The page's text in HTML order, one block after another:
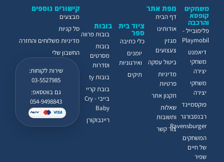
קישורים נוספים
מבצעים
סל קניות
מדיניות משלוחים והחזרה
החשבון שלי
שירות לקוחות:
03-5527985
גם בווטסאפ:
054-9498843
ציוד בית
ספר
כלי כתיבה
יומנים
ואירגוניות
תיקים
בובות
בובות פרווה
בובות
מסרטים
וסדרות
בובות ty
בובת קריי
בייבי - Cry
Baby
ריינבוקורן
משחקים
קופסא
והרכבה
פלימובייל -
Playmobil
דיאמנט
משחקי
יצירה
משחקי
יצירה
פוקסמיינד
רבנסבורגר
Ravensburger
המשחקים
של חיים
שפיר
מפת אתר
דף הבית
אודותינו
מגזין
צעצועים
ביטול עסקה
מדיניות
פרטיות
תקנון אתר
שאלות
ותשובות
צור קשר